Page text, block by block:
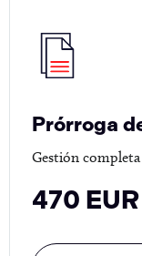
Prórroga
Gestión
470 EUR